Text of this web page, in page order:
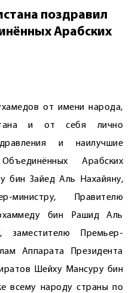
поздравил
Арабских
от имени народа,
и от себя лично
и наилучшие
Арабских
бин Зайед Аль Нахайяну,
министру, Правителю
бин Рашид Аль
заместителю Премьер-
Аппарата Президента
Шейху Мансуру бин
всему народу страны по